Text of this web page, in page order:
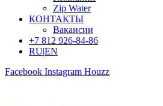
Zip Water
КОНТАКТЫ
Вакансии
+7 812 926-84-86
RU|EN
Facebook Instagram Houzz